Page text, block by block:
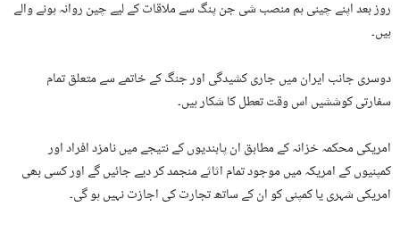
روز بعد اپنے چینی ہم منصب شی جن پنگ سے ملاقات کے لیے چین روانہ ہونے والے
ہیں۔
دوسری جانب ایران میں جاری کشیدگی اور جنگ کے خاتمے سے متعلق تمام
سفارتی کوششیں اس وقت تعطل کا شکار ہیں۔
امریکی محکمہ خزانہ کے مطابق ان پابندیوں کے نتیجے میں نامزد افراد اور
کمپنیوں کے امریکہ میں موجود تمام اثاثے منجمد کر دیے جائیں گے اور کسی بھی
امریکی شہری یا کمپنی کو ان کے ساتھ تجارت کی اجازت نہیں ہو گی۔